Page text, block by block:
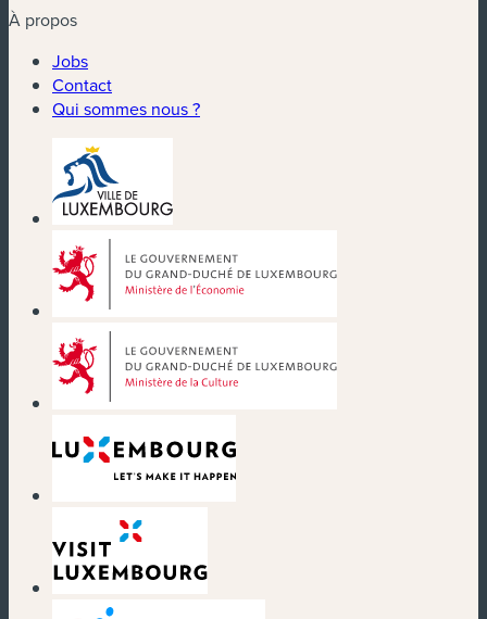
À propos
Jobs
Contact
Qui sommes nous ?